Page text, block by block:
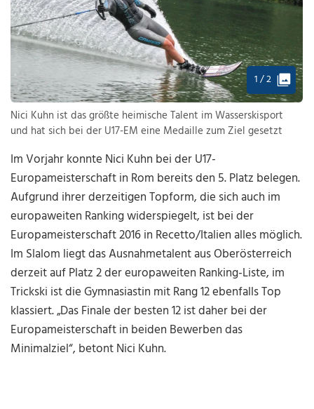
1 / 2
Nici Kuhn ist das größte heimische Talent im Wasserskisport
und hat sich bei der U17-EM eine Medaille zum Ziel gesetzt
Im Vorjahr konnte Nici Kuhn bei der U17-
Europameisterschaft in Rom bereits den 5. Platz belegen.
Aufgrund ihrer derzeitigen Topform, die sich auch im
europaweiten Ranking widerspiegelt, ist bei der
Europameisterschaft 2016 in Recetto/Italien alles möglich.
Im Slalom liegt das Ausnahmetalent aus Oberösterreich
derzeit auf Platz 2 der europaweiten Ranking-Liste, im
Trickski ist die Gymnasiastin mit Rang 12 ebenfalls Top
klassiert. „Das Finale der besten 12 ist daher bei der
Europameisterschaft in beiden Bewerben das
Minimalziel“, betont Nici Kuhn.